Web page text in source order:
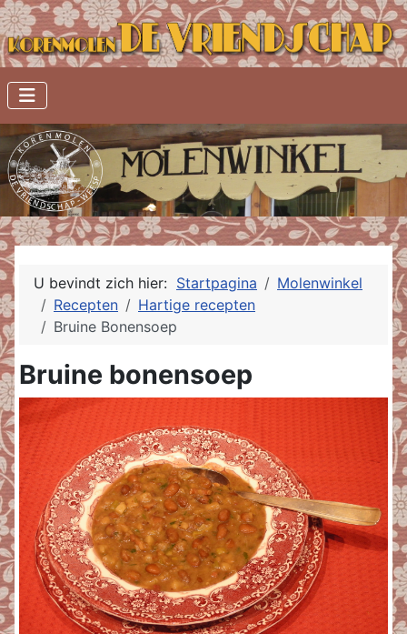
U bevindt zich hier: Startpagina
Molenwinkel
Recepten
Hartige recepten
Bruine Bonensoep
Bruine bonensoep